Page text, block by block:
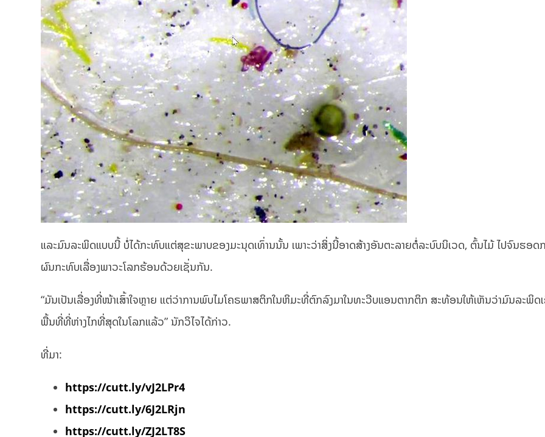
ແລະມົນລະພິດແບບນີ້ ບໍ່ໄດ້ກະທົບແຕ່ສຸຂະພາບຂອງມະນຸດເທົ່ານນັ້ນ ເພາະວ່າສິ່ງນີ້ອາດສ້າງອັນຕະລາຍຕໍ່ລະບົບນິເວດ, ຕົ້ນໄມ້ ໄປຈົນຮອດ
ຜົນກະທົບເລື່ອງພາວະໂລກຮ້ອນດ້ວຍເຊັ່ນກັນ.
“ມັນເປັນເລື່ອງທີ່ໜ້າເສົ້າໃຈຫຼາຍ ແຕ່ວ່າການພົບໄມໂຄຣພາສຕິກໃນຫິມະທີ່ຕົກລົງມາໃນທະວີບແອນຕາກຕິກ ສະທ້ອນໃຫ້ເຫັນວ່າມົນລະພິດເ
ພື້ນທີ່ທີ່ຫ່າງໄກທີ່ສຸດໃນໂລກແລ້ວ” ນັກວິໄຈໄດ້ກ່າວ.
ທີ່ມາ:
https://cutt.ly/vJ2LPr4
https://cutt.ly/6J2LRjn
https://cutt.ly/ZJ2LT8S